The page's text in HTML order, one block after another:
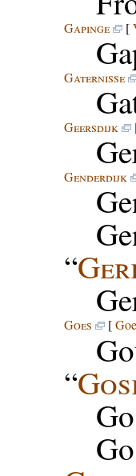
Gapinge [
Gaternisse
Geersdijk
Genderdijk
“
Goes [
“